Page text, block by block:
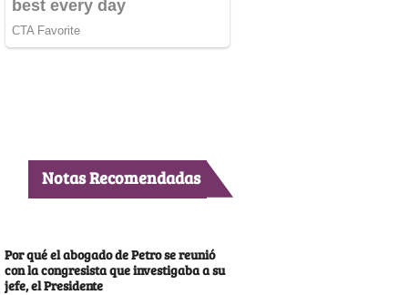
Notas Recomendadas
Por qué el abogado de Petro se reunió
con la congresista que investigaba a su
jefe, el Presidente